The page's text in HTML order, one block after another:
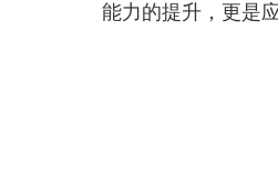
能力的提升，更是